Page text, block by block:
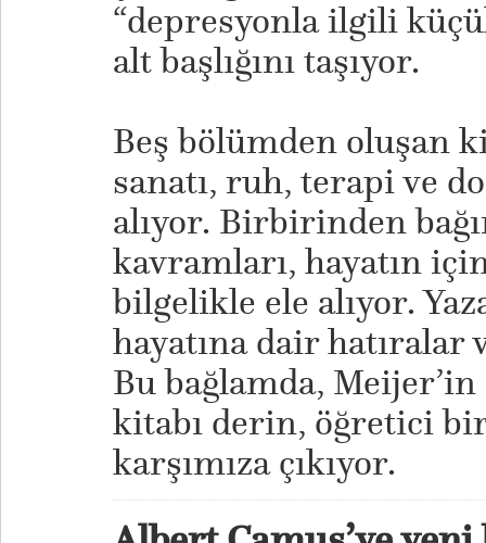
“depresyonla ilgili
alt başlığını taşıyor.
​Beş bölümden oluşan
sanatı, ruh, terapi ve
alıyor. Birbirinden
kavramları, hayatın
bilgelikle ele alıyor.
hayatına dair hatıralar
Bu bağlamda, Meijer’in
kitabı derin, öğretici
karşımıza çıkıyor.